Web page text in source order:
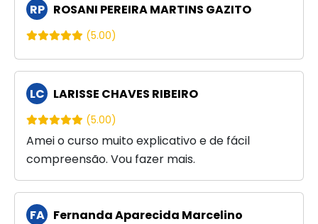
RP ROSANI PEREIRA MARTINS GAZITO
(5.00)
LC LARISSE CHAVES RIBEIRO
(5.00)
Amei o curso muito explicativo e de fácil
compreensão. Vou fazer mais.
FA Fernanda Aparecida Marcelino